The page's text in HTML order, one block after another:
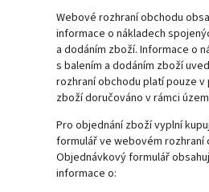
Webové rozhraní obchodu
informace o nákladech
a dodáním zboží. Informace o
s balením a dodáním zboží
rozhraní obchodu platí pouze
zboží doručováno v rámci
Pro objednání zboží vyplní
formulář ve webovém rozhraní
Objednávkový formulář
informace o: